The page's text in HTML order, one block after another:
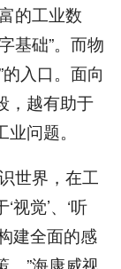
的工业数
基础”。而物
入口。面向
，越有助于
问题。
世界，在工
觉’、‘听
建全面的感
。”海康威视